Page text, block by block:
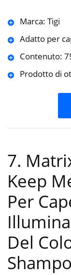
Marca: Tigi
Adatto per
Contenuto:
Prodotto di
7.
Keep
Per
Del